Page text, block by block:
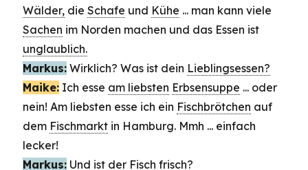
Wälder, die Schafe und Kühe ... man kann viele
Sachen im Norden machen und das Essen ist
unglaublich.
Markus: Wirklich? Was ist dein Lieblingsessen?
Maike: Ich esse am liebsten Erbsensuppe ... oder
nein! Am liebsten esse ich ein Fischbrötchen auf
dem Fischmarkt in Hamburg. Mmh ... einfach
lecker!
Markus: Und ist der Fisch frisch?